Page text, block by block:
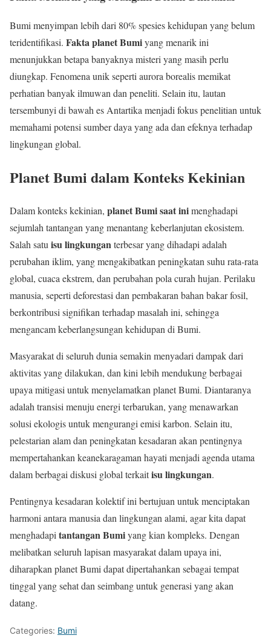
Bumi menyimpan lebih dari 80% spesies kehidupan yang belum
teridentifikasi. Fakta planet Bumiyang menarik ini
menunjukkan betapa banyaknya misteri yang masih perlu
diungkap. Fenomena unik seperti aurora borealis memikat
perhatian banyak ilmuwan dan peneliti. Selain itu, lautan
tersembunyi di bawah es Antartika menjadi fokus penelitian untuk
memahami potensi sumber daya yang ada dan efeknya terhadap
lingkungan global.
Planet Bumi dalam Konteks Kekinian
Dalam konteks kekinian, planet Bumi saat inimenghadapi
sejumlah tantangan yang menantang keberlanjutan ekosistem.
Salah satu isu lingkunganterbesar yang dihadapi adalah
perubahan iklim, yang mengakibatkan peningkatan suhu rata-rata
global, cuaca ekstrem, dan perubahan pola curah hujan. Perilaku
manusia, seperti deforestasi dan pembakaran bahan bakar fosil,
berkontribusi signifikan terhadap masalah ini, sehingga
mengancam keberlangsungan kehidupan di Bumi.
Masyarakat di seluruh dunia semakin menyadari dampak dari
aktivitas yang dilakukan, dan kini lebih mendukung berbagai
upaya mitigasi untuk menyelamatkan planet Bumi. Diantaranya
adalah transisi menuju energi terbarukan, yang menawarkan
solusi ekologis untuk mengurangi emisi karbon. Selain itu,
pelestarian alam dan peningkatan kesadaran akan pentingnya
mempertahankan keanekaragaman hayati menjadi agenda utama
dalam berbagai diskusi global terkaitisu lingkungan.
Pentingnya kesadaran kolektif ini bertujuan untuk menciptakan
harmoni antara manusia dan lingkungan alami, agar kita dapat
menghadapi tantangan Bumiyang kian kompleks. Dengan
melibatkan seluruh lapisan masyarakat dalam upaya ini,
diharapkan planet Bumi dapat dipertahankan sebagai tempat
tinggal yang sehat dan seimbang untuk generasi yang akan
datang.
Categories: Bumi